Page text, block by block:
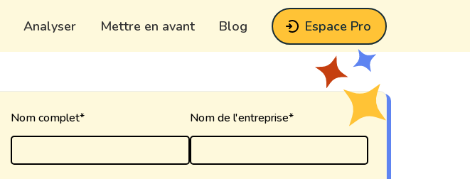
Analyser Mettre en avant Blog Espace Pro
Nom complet* Nom de l'entreprise*